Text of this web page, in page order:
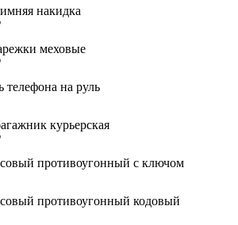
накидка
меховые
телефона на руль
курьерская
противоугонный с ключом
противоугонный кодовый